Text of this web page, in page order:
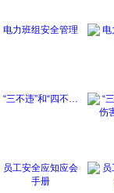
电力班组安全管理
“三不违”和“四不…
员工安全应知应会
手册